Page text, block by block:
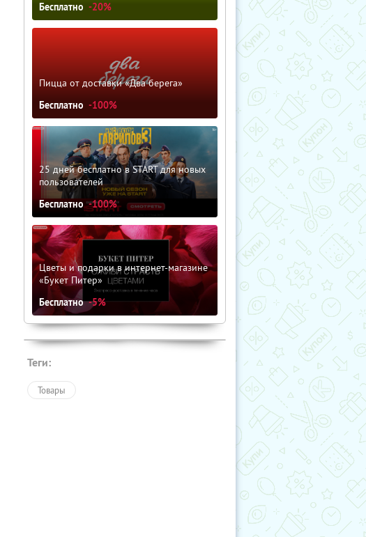
Бесплатно -20%
Пицца от доставки «Два берега»
Бесплатно -100%
25 дней бесплатно в START для новых
пользователей
Бесплатно -100%
Цветы и подарки в интернет-магазине
«Букет Питер»
Бесплатно -5%
Теги:
Товары